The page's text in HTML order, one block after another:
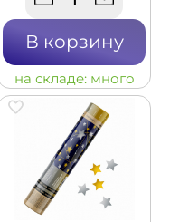
В корзину
на складе: много